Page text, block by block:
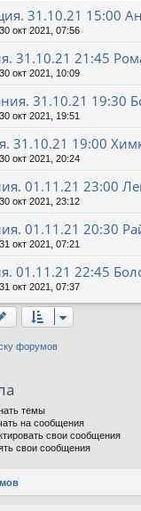
31.10.21 15:00
30 окт 2021, 07:56
31.10.21 21:45
30 окт 2021, 10:09
31.10.21 19:30
30 окт 2021, 19:51
31.10.21 19:00
30 окт 2021, 20:24
01.11.21 23:00
30 окт 2021, 23:12
01.11.21 20:30
31 окт 2021, 07:21
01.11.21 22:45
31 окт 2021, 07:37
форумов
темы
на сообщения
свои сообщения
свои сообщения